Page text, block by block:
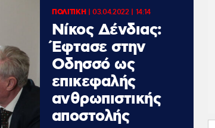
ΠΟΛΙΤΙΚΗ|03.04.2022 | 14:14
Νίκος Δένδιας:
Έφτασε στην
Οδησσό ως
επικεφαλής
ανθρωπιστικής
αποστολής